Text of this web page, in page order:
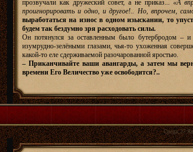
прозвучали как дружеский совет, а не приказ... «А
проигнорировать и одно, и другое!.. Но, впрочем,
выработаться на износ в одном изыскании, то
будем так бездумно зря расходовать силы.
Он потянулся за оставленным было бутербродом – и
изумрудно-зелёными глазами, чья-то ухоженная
какой-то еле сдерживаемой разочарованной яростью.
– Приканчивайте ваши авангарды, а затем мы
времени Его Величество уже освободится?..
Среда, 27